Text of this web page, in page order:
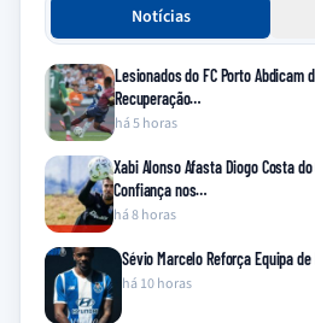
Notícias
Lesionados do FC Porto Abdicam
Recuperação…
há 5 horas
Xabi Alonso Afasta Diogo Costa
Confiança nos…
há 8 horas
Sévio Marcelo Reforça Equipa
há 10 horas